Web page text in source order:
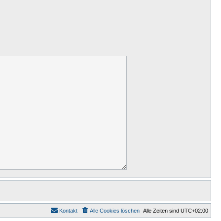
Alle Zeiten sind UTC+02:00
Alle Cookies löschen
Kontakt